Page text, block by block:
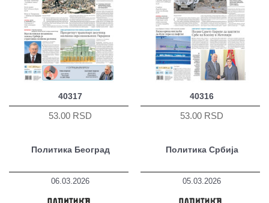
40317
53.00 RSD
40316
53.00 RSD
Политика Београд
06.03.2026
Политика Србија
05.03.2026